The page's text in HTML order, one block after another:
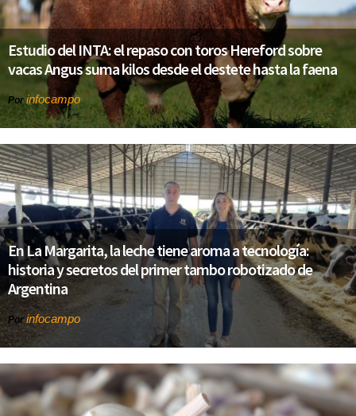
Estudio del INTA: el repaso con toros Hereford sobre
vacas Angus suma kilos desde el destete hasta la faena
Por infocampo
En La Margarita, la leche tiene aroma a tecnología:
historia y secretos del primer tambo robotizado de
Argentina
Porinfocampo